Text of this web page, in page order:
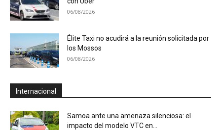
06/08/2026
Élite Taxi no acudirá a la reunión solicitada por
los Mossos
06/08/2026
Internacional
Samoa ante una amenaza silenciosa: el
impacto del modelo VTC en...